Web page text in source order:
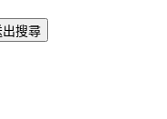
搜尋